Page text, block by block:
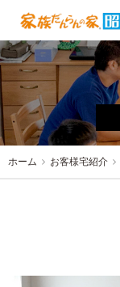
ホーム お客様宅紹介